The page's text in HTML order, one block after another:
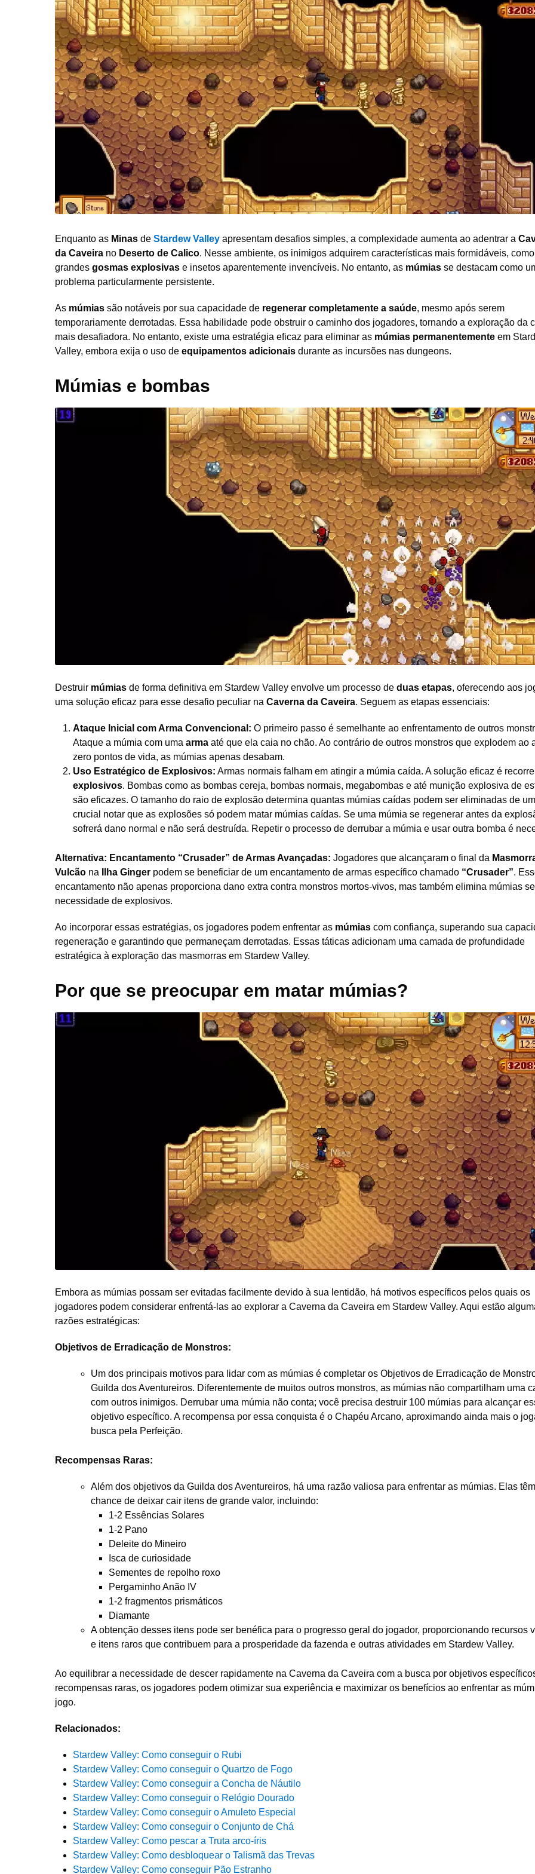
ç
o
d
e
2
0
2
6
Enquanto as Minas de Stardew Valley apresentam desafios simples, a complexidade aumenta ao adentrar a
da Caveira no Deserto de Calico. Nesse ambiente, os inimigos adquirem características mais formidáveis, como
grandes gosmas explosivas e insetos aparentemente invencíveis. No entanto, as múmias se destacam como
problema particularmente persistente.
As múmias são notáveis por sua capacidade de regenerar completamente a saúde, mesmo após serem
temporariamente derrotadas. Essa habilidade pode obstruir o caminho dos jogadores, tornando a exploração da
mais desafiadora. No entanto, existe uma estratégia eficaz para eliminar as múmias permanentemente em
Valley, embora exija o uso de equipamentos adicionais durante as incursões nas dungeons.
Múmias e bombas
Destruir múmias de forma definitiva em Stardew Valley envolve um processo de duas etapas, oferecendo aos
uma solução eficaz para esse desafio peculiar na Caverna da Caveira. Seguem as etapas essenciais:
Ataque Inicial com Arma Convencional: O primeiro passo é semelhante ao enfrentamento de outros
Ataque a múmia com uma arma até que ela caia no chão. Ao contrário de outros monstros que explodem ao
zero pontos de vida, as múmias apenas desabam.
Uso Estratégico de Explosivos: Armas normais falham em atingir a múmia caída. A solução eficaz é
explosivos. Bombas como as bombas cereja, bombas normais, megabombas e até munição explosiva de
são eficazes. O tamanho do raio de explosão determina quantas múmias caídas podem ser eliminadas de
crucial notar que as explosões só podem matar múmias caídas. Se uma múmia se regenerar antes da
sofrerá dano normal e não será destruída. Repetir o processo de derrubar a múmia e usar outra bomba é
Alternativa: Encantamento “Crusader” de Armas Avançadas: Jogadores que alcançaram o final da
Vulcão na Ilha Ginger podem se beneficiar de um encantamento de armas específico chamado “Crusader”.
encantamento não apenas proporciona dano extra contra monstros mortos-vivos, mas também elimina múmias
necessidade de explosivos.
Ao incorporar essas estratégias, os jogadores podem enfrentar as múmias com confiança, superando sua
regeneração e garantindo que permaneçam derrotadas. Essas táticas adicionam uma camada de profundidade
estratégica à exploração das masmorras em Stardew Valley.
Por que se preocupar em matar múmias?
Embora as múmias possam ser evitadas facilmente devido à sua lentidão, há motivos específicos pelos quais os
jogadores podem considerar enfrentá-las ao explorar a Caverna da Caveira em Stardew Valley. Aqui estão
razões estratégicas:
Objetivos de Erradicação de Monstros:
Um dos principais motivos para lidar com as múmias é completar os Objetivos de Erradicação de
Guilda dos Aventureiros. Diferentemente de muitos outros monstros, as múmias não compartilham uma
com outros inimigos. Derrubar uma múmia não conta; você precisa destruir 100 múmias para alcançar
objetivo específico. A recompensa por essa conquista é o Chapéu Arcano, aproximando ainda mais o
busca pela Perfeição.
Recompensas Raras:
Além dos objetivos da Guilda dos Aventureiros, há uma razão valiosa para enfrentar as múmias. Elas
chance de deixar cair itens de grande valor, incluindo:
1-2 Essências Solares
1-2 Pano
Deleite do Mineiro
Isca de curiosidade
Sementes de repolho roxo
Pergaminho Anão IV
1-2 fragmentos prismáticos
Diamante
A obtenção desses itens pode ser benéfica para o progresso geral do jogador, proporcionando recursos
e itens raros que contribuem para a prosperidade da fazenda e outras atividades em Stardew Valley.
Ao equilibrar a necessidade de descer rapidamente na Caverna da Caveira com a busca por objetivos
recompensas raras, os jogadores podem otimizar sua experiência e maximizar os benefícios ao enfrentar as
jogo.
Relacionados:
Stardew Valley: Como conseguir o Rubi
Stardew Valley: Como conseguir o Quartzo de Fogo
Stardew Valley: Como conseguir a Concha de Náutilo
Stardew Valley: Como conseguir o Relógio Dourado
Stardew Valley: Como conseguir o Amuleto Especial
Stardew Valley: Como conseguir o Conjunto de Chá
Stardew Valley: Como pescar a Truta arco-íris
Stardew Valley: Como desbloquear o Talismã das Trevas
Stardew Valley: Como conseguir Pão Estranho